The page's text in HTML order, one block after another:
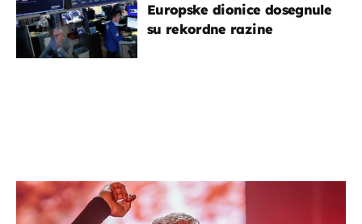
Europske dionice dosegnule
su rekordne razine